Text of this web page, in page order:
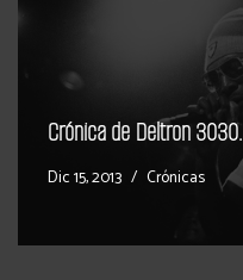
Crónica de Deltron
Dic 15, 2013 Crónicas